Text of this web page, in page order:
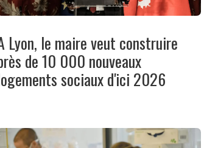
Lyon, le maire veut construire
de 10 000 nouveaux
sociaux d'ici 2026